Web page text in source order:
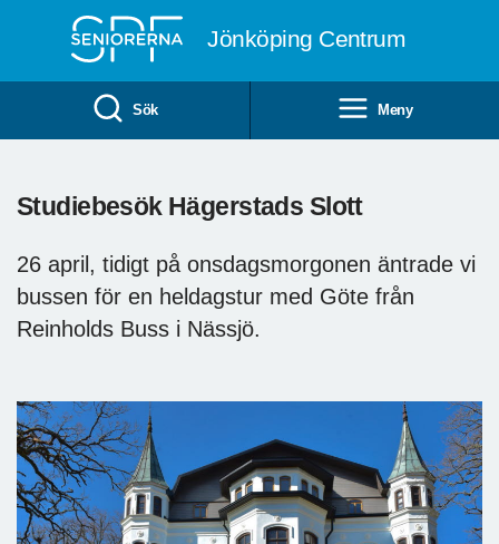
Jönköping Centrum
Sök Meny
Studiebesök Hägerstads Slott
26 april, tidigt på onsdagsmorgonen äntrade vi
bussen för en heldagstur med Göte från
Reinholds Buss i Nässjö.